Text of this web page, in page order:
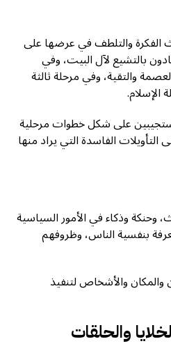
الفكرة والتلطف في عرضها على
بالتشيع لآل البيت، وفي
والتقية، وفي مرحلة ثالثة
الإسلام.
على شكل خطوات مرحلية
الفاسدة التي يراد منها
وذكاء في الأمور السياسية
بنفسية الناس، وظروفهم
والمكان والأشخاص لتنفيذ
والحلقات